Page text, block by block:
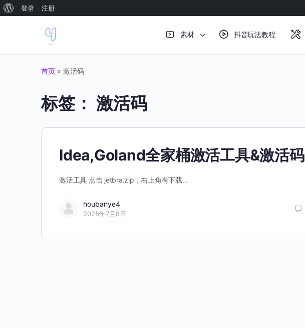
登录 注册
素材 抖音玩法教程
首页 » 激活码
标签： 激活码
Idea,Goland全家桶激活工具&激活码
激活工具 点击 jetbra.zip，右上角有下载…
houbanye4
2025年7月8日